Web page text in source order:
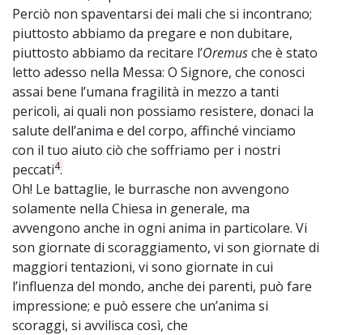
Perciò non spaventarsi dei mali che si incontrano;
piuttosto abbiamo da pregare e non dubitare,
piuttosto abbiamo da recitare l’Oremusche è stato
letto adesso nella Messa: O Signore, che conosci
assai bene l’umana fragilità in mezzo a tanti
pericoli, ai quali non possiamo resistere, donaci la
salute dell’anima e del corpo, affinché vinciamo
con il tuo aiuto ciò che soffriamo per i nostri
peccati4.
Oh! Le battaglie, le burrasche non avvengono
solamente nella Chiesa in generale, ma
avvengono anche in ogni anima in particolare. Vi
son giornate di scoraggiamento, vi son giornate di
maggiori tentazioni, vi sono giornate in cui
l’influenza del mondo, anche dei parenti, può fare
impressione; e può essere che un’anima si
scoraggi, si avvilisca così, che